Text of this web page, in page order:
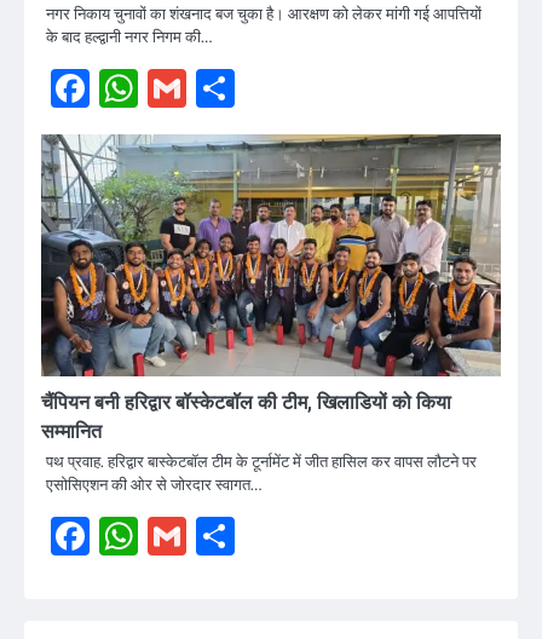
नगर निकाय चुनावों का शंखनाद बज चुका है। आरक्षण को लेकर मांगी गई आपत्तियों
के बाद हल्द्वानी नगर निगम की…
Facebook
WhatsApp
Gmail
चैंपियन बनी हरिद्वार बॉस्केटबॉल की टीम, खिलाडियों को किया
सम्मानित
पथ प्रवाह. हरिद्वार बास्केटबॉल टीम के टूर्नामेंट में जीत हासिल कर वापस लौटने पर
एसोसिएशन की ओर से जोरदार स्वागत…
Facebook
WhatsApp
Gmail